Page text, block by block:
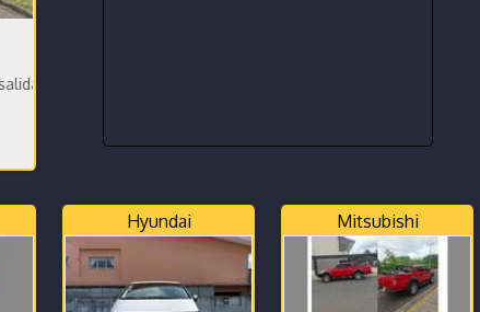
TRASPASO
no se necesita!Garantía! Mant.Incluido! BICOLOR LLANTAS
Hyundai Mitsubishi